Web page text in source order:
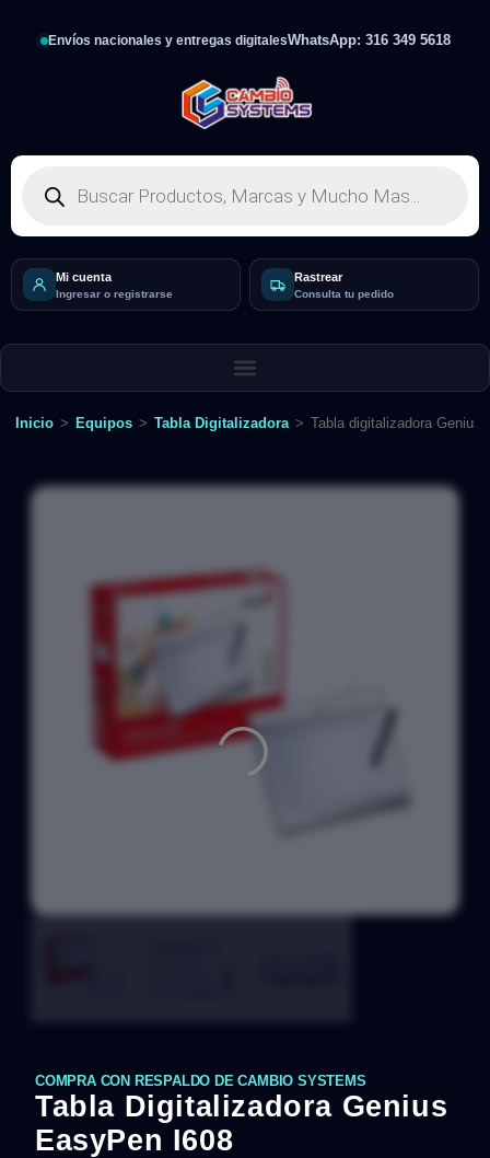
Envíos nacionales y entregas digitalesWhatsApp: 316 349 5618
Mi cuenta
Ingresar o registrarse
Rastrear
Consulta tu pedido
Inicio > Equipos > Tabla Digitalizadora > Tabla digitalizadora Genius
COMPRA CON RESPALDO DE CAMBIO SYSTEMS
Tabla Digitalizadora Genius
EasyPen I608